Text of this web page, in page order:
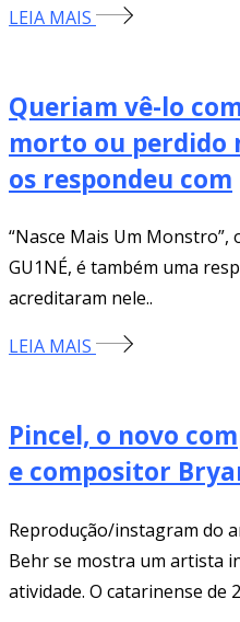
LEIA MAIS
Queriam vê-lo
morto ou perdido
os respondeu com
“Nasce Mais Um Monstro”,
GU1NÉ, é também uma
acreditaram nele..
LEIA MAIS
Pincel, o novo
e compositor
Reprodução/instagram do
Behr se mostra um artista
atividade. O catarinense de